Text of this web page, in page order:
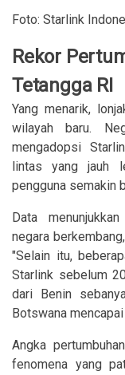
Foto: Starlink
Rekor
Tetangga RI
Yang menarik,
wilayah baru.
mengadopsi
lintas yang jauh
pengguna semakin
Data
negara
"Selain itu,
Starlink sebelum
dari Benin
Botswana
Angka
fenomena yang